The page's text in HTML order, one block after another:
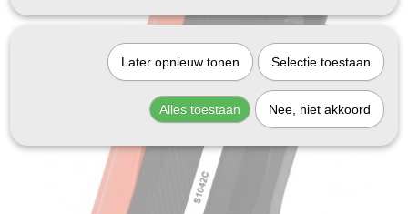
Later opnieuw tonen Selectie toestaan
Alles toestaan Nee, niet akkoord